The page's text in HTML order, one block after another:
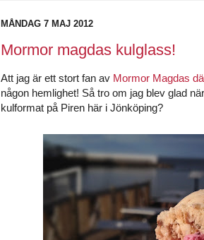
MÅNDAG 7 MAJ 2012
Mormor magdas kulglass!
Att jag är ett stort fan av Mormor Magdas
någon hemlighet! Så tro om jag blev glad
kulformat på Piren här i Jönköping?